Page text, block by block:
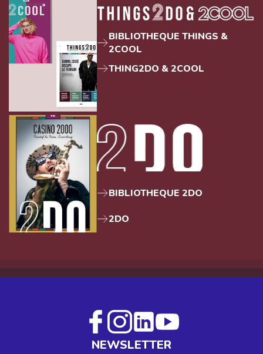
BIBLIOTHEQUE THINGS &
2COOL
THING2DO & 2COOL
BIBLIOTHEQUE 2DO
2DO
NEWSLETTER